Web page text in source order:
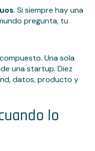
. Si siempre hay una
pregunta, tu
Una sola
una startup. Diez
datos, producto y
lo